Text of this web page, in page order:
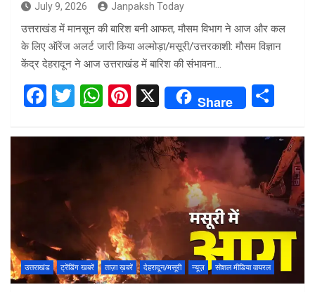
July 9, 2026 Janpaksh Today
उत्तराखंड में मानसून की बारिश बनी आफत, मौसम विभाग ने आज और कल
के लिए ऑरेंज अलर्ट जारी किया अल्मोड़ा/मसूरी/उत्तरकाशी: मौसम विज्ञान
केंद्र देहरादून ने आज उत्तराखंड में बारिश की संभावना…
F
ce
o
T
tt
W
at
s
p
p
Pi
er
es
t
X Share
ar
e
उत्तराखंड ट्रेंडिंग खबरें ताज़ा ख़बरें देहरादून/मसूरी न्यूज़ सोशल मीडिया वायरल